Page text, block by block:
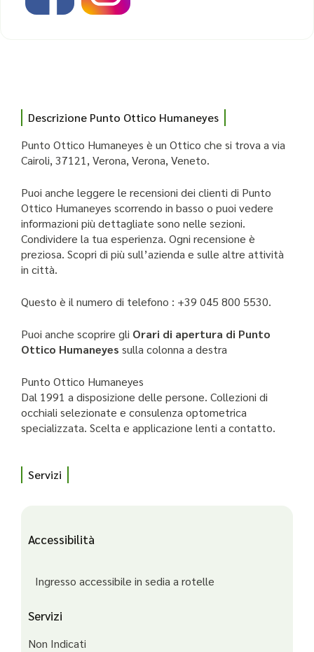
Descrizione Punto Ottico Humaneyes
Punto Ottico Humaneyes è un Ottico che si trova a via
Cairoli, 37121, Verona, Verona, Veneto.
Puoi anche leggere le recensioni dei clienti di Punto
Ottico Humaneyes scorrendo in basso o puoi vedere
informazioni più dettagliate sono nelle sezioni.
Condividere la tua esperienza. Ogni recensione è
preziosa. Scopri di più sull’azienda e sulle altre attività
in città.
Questo è il numero di telefono : +39 045 800 5530.
Puoi anche scoprire gli Orari di apertura di Punto
Ottico Humaneyes sulla colonna a destra
Punto Ottico Humaneyes
Dal 1991 a disposizione delle persone. Collezioni di
occhiali selezionate e consulenza optometrica
specializzata. Scelta e applicazione lenti a contatto.
Servizi
Accessibilità
Ingresso accessibile in sedia a rotelle
Servizi
Non Indicati